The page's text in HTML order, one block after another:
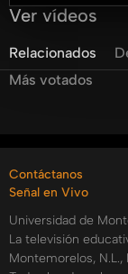
Tags:
umtv universidad
miranda rocío
manualidad
Ver vídeos
Relacionados
Más votados
Contáctanos
Señal en Vivo
Universidad de
La televisión
Montemorelos,